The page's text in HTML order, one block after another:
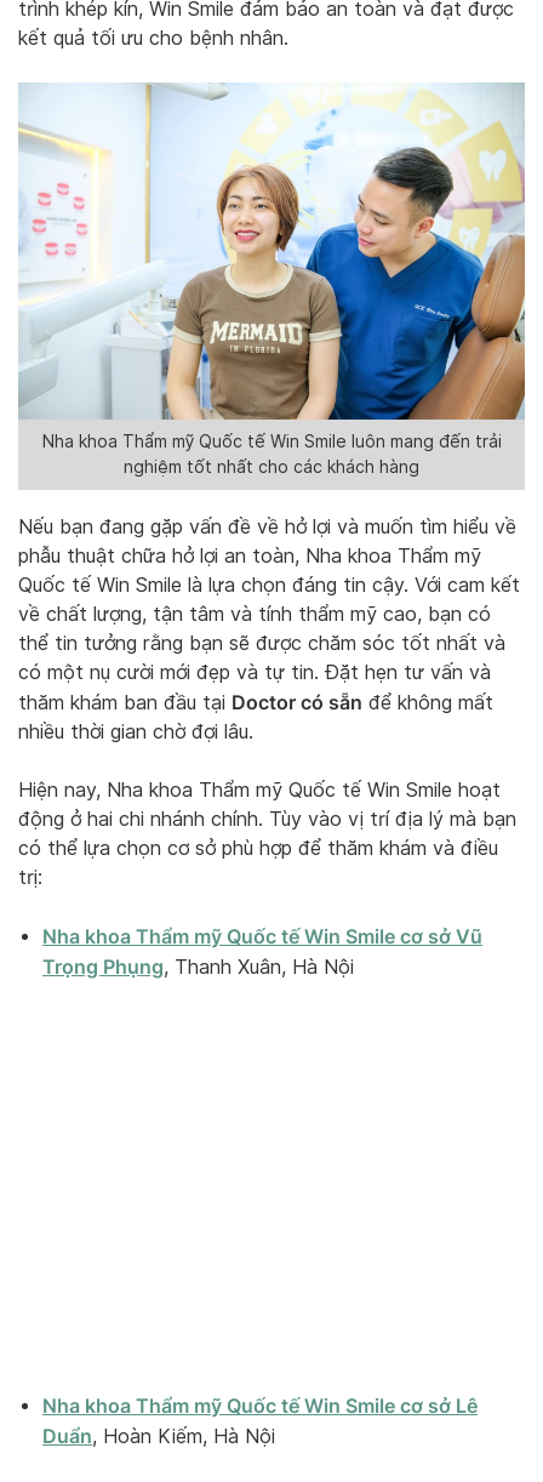
trình khép kín, Win Smile đảm bảo an toàn và đạt được
kết quả tối ưu cho bệnh nhân.
Nha khoa Thẩm mỹ Quốc tế Win Smile luôn mang đến trải
nghiệm tốt nhất cho các khách hàng
Nếu bạn đang gặp vấn đề về hở lợi và muốn tìm hiểu về
phẫu thuật chữa hở lợi an toàn, Nha khoa Thẩm mỹ
Quốc tế Win Smile là lựa chọn đáng tin cậy. Với cam kết
về chất lượng, tận tâm và tính thẩm mỹ cao, bạn có
thể tin tưởng rằng bạn sẽ được chăm sóc tốt nhất và
có một nụ cười mới đẹp và tự tin. Đặt hẹn tư vấn và
thăm khám ban đầu tại Doctor có sẵn để không mất
nhiều thời gian chờ đợi lâu.
Hiện nay, Nha khoa Thẩm mỹ Quốc tế Win Smile hoạt
động ở hai chi nhánh chính. Tùy vào vị trí địa lý mà bạn
có thể lựa chọn cơ sở phù hợp để thăm khám và điều
trị:
Nha khoa Thẩm mỹ Quốc tế Win Smile cơ sở Vũ
Trọng Phụng, Thanh Xuân, Hà Nội
Nha khoa Thẩm mỹ Quốc tế Win Smile cơ sở Lê
Duẩn, Hoàn Kiếm, Hà Nội